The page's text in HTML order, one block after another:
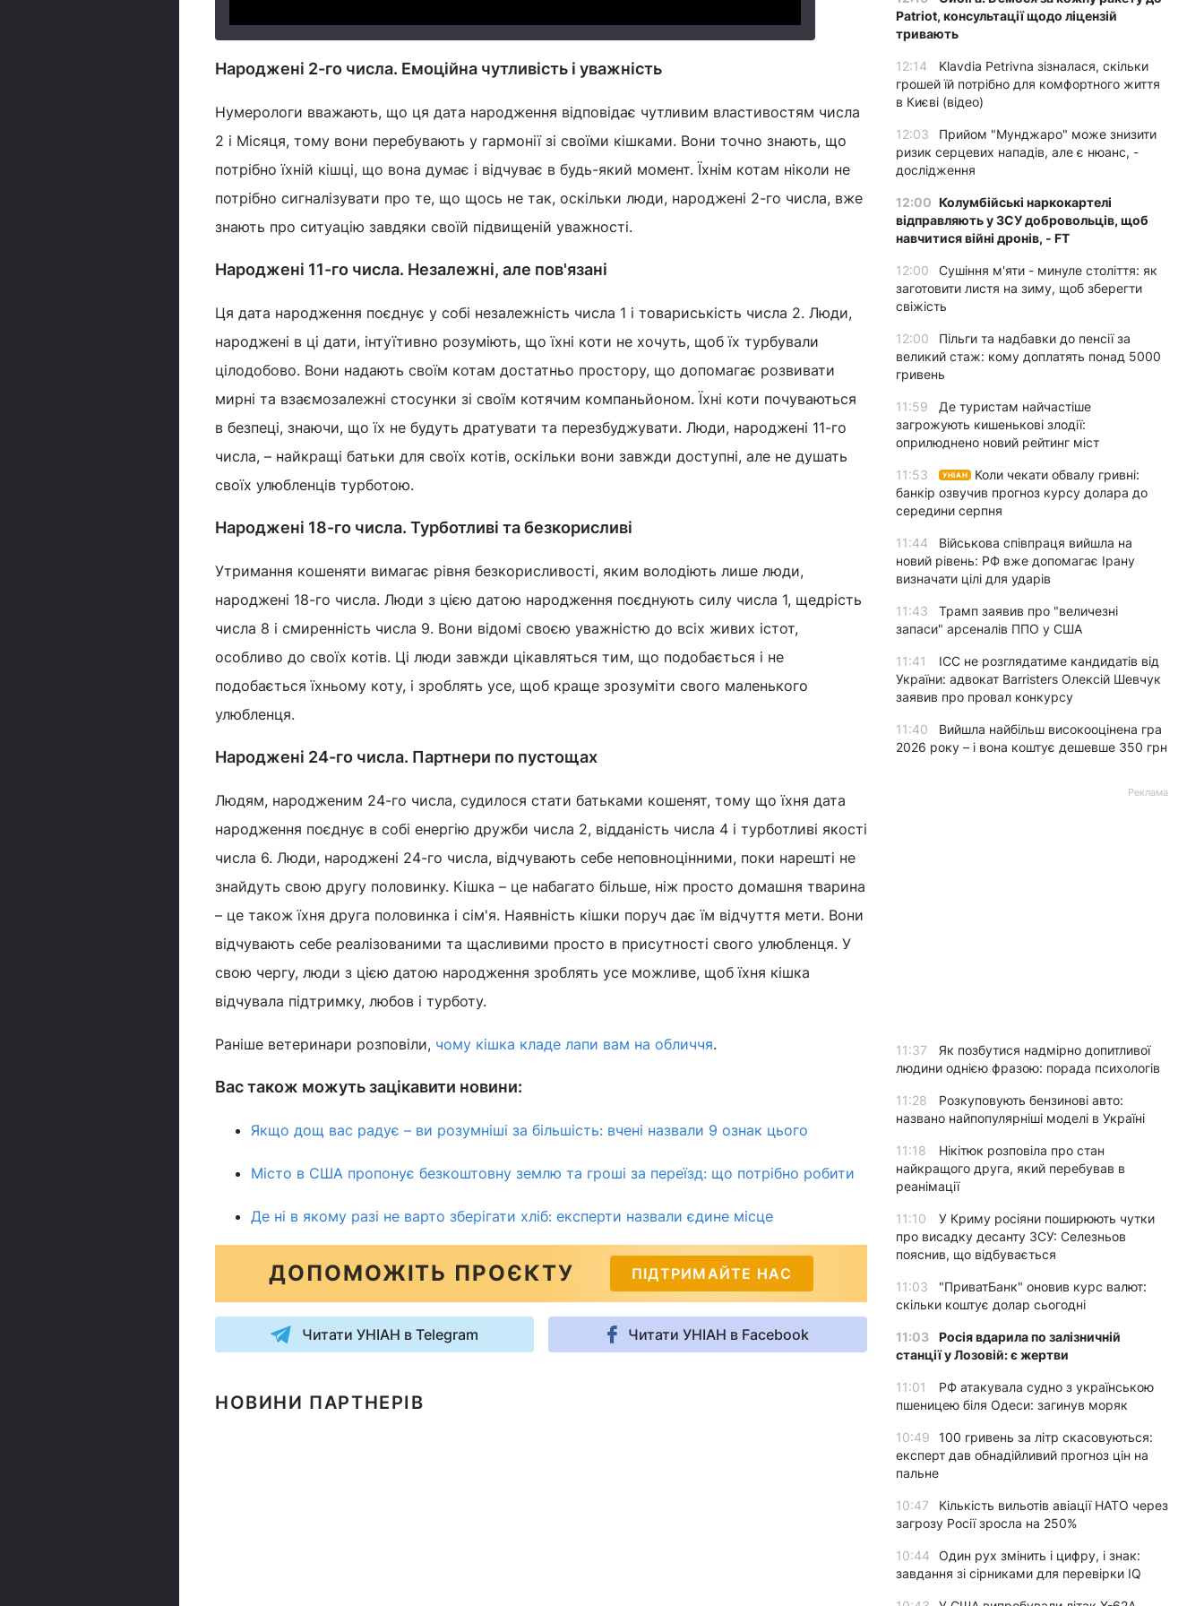
Народжені 2-го числа. Емоційна чутливість і уважність
Нумерологи вважають, що ця дата народження відповідає чутливим властивостям числа
2 і Місяця, тому вони перебувають у гармонії зі своїми кішками. Вони точно знають, що
потрібно їхній кішці, що вона думає і відчуває в будь-який момент. Їхнім котам ніколи не
потрібно сигналізувати про те, що щось не так, оскільки люди, народжені 2-го числа, вже
знають про ситуацію завдяки своїй підвищеній уважності.
Народжені 11-го числа. Незалежні, але пов'язані
Ця дата народження поєднує у собі незалежність числа 1 і товариськість числа 2. Люди,
народжені в ці дати, інтуїтивно розуміють, що їхні коти не хочуть, щоб їх турбували
цілодобово. Вони надають своїм котам достатньо простору, що допомагає розвивати
мирні та взаємозалежні стосунки зі своїм котячим компаньйоном. Їхні коти почуваються
в безпеці, знаючи, що їх не будуть дратувати та перезбуджувати. Люди, народжені 11-го
числа, – найкращі батьки для своїх котів, оскільки вони завжди доступні, але не душать
своїх улюбленців турботою.
Народжені 18-го числа. Турботливі та безкорисливі
Утримання кошеняти вимагає рівня безкорисливості, яким володіють лише люди,
народжені 18-го числа. Люди з цією датою народження поєднують силу числа 1, щедрість
числа 8 і смиренність числа 9. Вони відомі своєю уважністю до всіх живих істот,
особливо до своїх котів. Ці люди завжди цікавляться тим, що подобається і не
подобається їхньому коту, і зроблять усе, щоб краще зрозуміти свого маленького
улюбленця.
Народжені 24-го числа. Партнери по пустощах
Людям, народженим 24-го числа, судилося стати батьками кошенят, тому що їхня дата
народження поєднує в собі енергію дружби числа 2, відданість числа 4 і турботливі якості
числа 6. Люди, народжені 24-го числа, відчувають себе неповноцінними, поки нарешті не
знайдуть свою другу половинку. Кішка – це набагато більше, ніж просто домашня тварина
– це також їхня друга половинка і сім'я. Наявність кішки поруч дає їм відчуття мети. Вони
відчувають себе реалізованими та щасливими просто в присутності свого улюбленця. У
свою чергу, люди з цією датою народження зроблять усе можливе, щоб їхня кішка
відчувала підтримку, любов і турботу.
Раніше ветеринари розповіли, чому кішка кладе лапи вам на обличчя.
Вас також можуть зацікавити новини:
Якщо дощ вас радує – ви розумніші за більшість: вчені назвали 9 ознак цього
Місто в США пропонує безкоштовну землю та гроші за переїзд: що потрібно робити
Де ні в якому разі не варто зберігати хліб: експерти назвали єдине місце
ДОПОМОЖІТЬ ПРОЄКТУ ПІДТРИМАЙТЕ НАС
Читати УНІАН в Telegram Читати УНІАН в Facebook
НОВИНИ ПАРТНЕРІВ
Patriot, консультації щодо ліцензій
тривають
12:14
Klavdia Petrivna зізналася, скільки
грошей їй потрібно для комфортного життя
в Києві (відео)
12:03
Прийом "Мунджаро" може знизити
ризик серцевих нападів, але є нюанс, -
дослідження
12:00 Колумбійські наркокартелі
відправляють у ЗСУ добровольців, щоб
навчитися війні дронів, - FT
12:00
Сушіння м'яти - минуле століття: як
заготовити листя на зиму, щоб зберегти
свіжість
12:00
Пільги та надбавки до пенсії за
великий стаж: кому доплатять понад 5000
гривень
11:59
Де туристам найчастіше
загрожують кишенькові злодії:
оприлюднено новий рейтинг міст
11:53 УНІАН
Коли чекати обвалу гривні:
банкір озвучив прогноз курсу долара до
середини серпня
11:44
Військова співпраця вийшла на
новий рівень: РФ вже допомагає Ірану
визначати цілі для ударів
11:43
Трамп заявив про "величезні
запаси" арсеналів ППО у США
11:41
ICC не розглядатиме кандидатів від
України: адвокат Barristers Олексій Шевчук
заявив про провал конкурсу
11:40
Вийшла найбільш високооцінена гра
2026 року – і вона коштує дешевше 350 грн
Реклама
11:37
Як позбутися надмірно допитливої
людини однією фразою: порада психологів
11:28
Розкуповують бензинові авто:
названо найпопулярніші моделі в Україні
11:18
Нікітюк розповіла про стан
найкращого друга, який перебував в
реанімації
11:10
У Криму росіяни поширюють чутки
про висадку десанту ЗСУ: Селезньов
пояснив, що відбувається
11:03
"ПриватБанк" оновив курс валют:
скільки коштує долар сьогодні
11:03
Росія вдарила по залізничній
станції у Лозовій: є жертви
11:01
РФ атакувала судно з українською
пшеницею біля Одеси: загинув моряк
10:49
100 гривень за літр скасовуються:
експерт дав обнадійливий прогноз цін на
пальне
10:47
Кількість вильотів авіації НАТО через
загрозу Росії зросла на 250%
10:44
Один рух змінить і цифру, і знак:
завдання зі сірниками для перевірки IQ